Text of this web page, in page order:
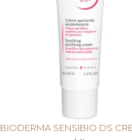
BIODERMA SENSIBIO DS